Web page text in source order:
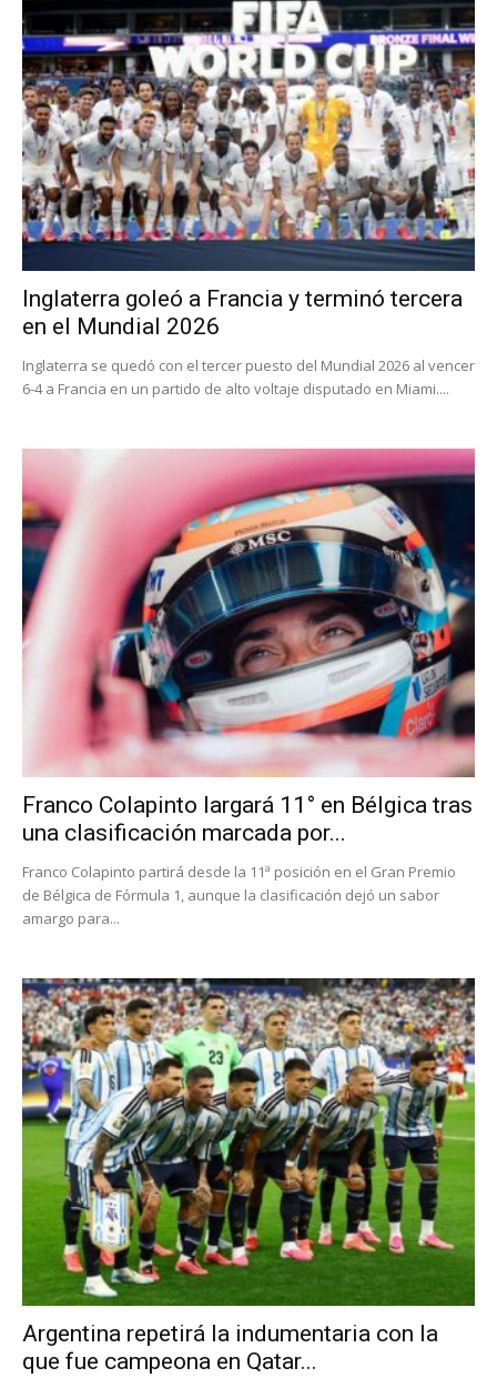
Inglaterra goleó a Francia y terminó tercera
en el Mundial 2026
Inglaterra se quedó con el tercer puesto del Mundial 2026 al vencer
6-4 a Francia en un partido de alto voltaje disputado en Miami....
Franco Colapinto largará 11° en Bélgica tras
una clasificación marcada por...
Franco Colapinto partirá desde la 11ª posición en el Gran Premio
de Bélgica de Fórmula 1, aunque la clasificación dejó un sabor
amargo para...
Argentina repetirá la indumentaria con la
que fue campeona en Qatar...